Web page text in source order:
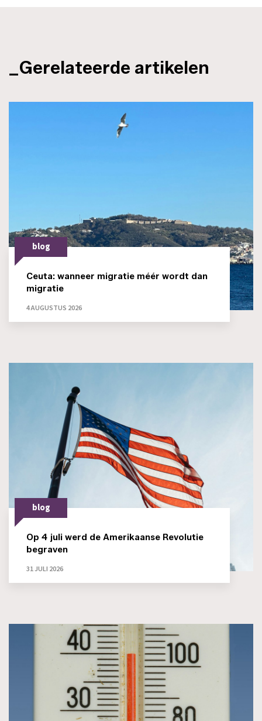
_Gerelateerde artikelen
blog
Ceuta: wanneer migratie méér wordt dan
migratie
4 AUGUSTUS 2026
blog
Op 4 juli werd de Amerikaanse Revolutie
begraven
31 JULI 2026